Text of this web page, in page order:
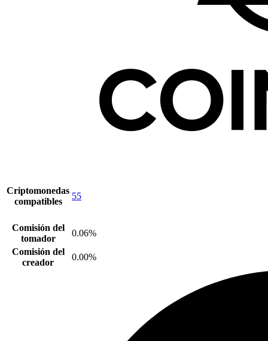
Criptomonedas
compatibles
55
Comisión del
tomador
0.06%
Comisión del
creador
0.00%